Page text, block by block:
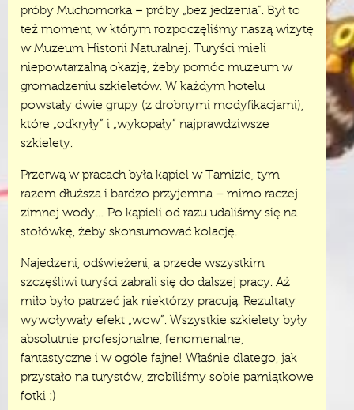
próby Muchomorka – próby „bez jedzenia”. Był to
też moment, w którym rozpoczęliśmy naszą wizytę
w Muzeum Historii Naturalnej. Turyści mieli
niepowtarzalną okazję, żeby pomóc muzeum w
gromadzeniu szkieletów. W każdym hotelu
powstały dwie grupy (z drobnymi modyfikacjami),
które „odkryły” i „wykopały” najprawdziwsze
szkielety.
Przerwą w pracach była kąpiel w Tamizie, tym
razem dłuższa i bardzo przyjemna – mimo raczej
zimnej wody… Po kąpieli od razu udaliśmy się na
stołówkę, żeby skonsumować kolację.
Najedzeni, odświeżeni, a przede wszystkim
szczęśliwi turyści zabrali się do dalszej pracy. Aż
miło było patrzeć jak niektórzy pracują. Rezultaty
wywoływały efekt „wow”. Wszystkie szkielety były
absolutnie profesjonalne, fenomenalne,
fantastyczne i w ogóle fajne! Właśnie dlatego, jak
przystało na turystów, zrobiliśmy sobie pamiątkowe
fotki :)